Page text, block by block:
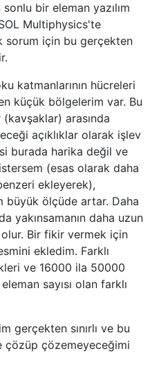
bir eleman yazılım
Multiphysics'te
sorum için bu gerçekten
katmanlarının hücreleri
küçük bölgelerim var. Bu
arasında
açıklıklar olarak işlev
burada harika değil ve
(esas olarak daha
ekleyerek),
büyük ölçüde artar. Daha
yakınsamanın daha uzun
Bir fikir vermek için
ekledim. Farklı
ve 16000 ila 50000
sayısı olan farklı
gerçekten sınırlı ve bu
çözüp çözemeyeceğimi